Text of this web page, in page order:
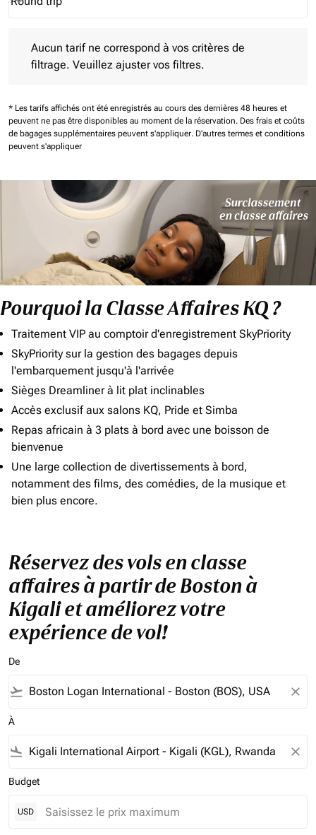
Journey Types option Round trip Selected
Aucun tarif ne correspond à vos critères de
filtrage. Veuillez ajuster vos filtres.
* Les tarifs affichés ont été enregistrés au cours des dernières 48 heures et
peuvent ne pas être disponibles au moment de la réservation. Des frais et coûts
de bagages supplémentaires peuvent s'appliquer. D'autres termes et conditions
peuvent s'appliquer
Pourquoi la Classe Affaires KQ ?
Traitement VIP au comptoir d'enregistrement SkyPriority
SkyPriority sur la gestion des bagages depuis
l'embarquement jusqu'à l'arrivée
Sièges Dreamliner à lit plat inclinables
Accès exclusif aux salons KQ, Pride et Simba
Repas africain à 3 plats à bord avec une boisson de
bienvenue
Une large collection de divertissements à bord,
notamment des films, des comédies, de la musique et
bien plus encore.
Réservez des vols en classe
affaires à partir de Boston à
Kigali et améliorez votre
expérience de vol!
De
flight_takeoff close
À
flight_land close
Budget
USD